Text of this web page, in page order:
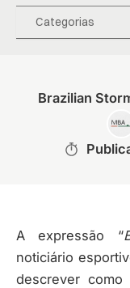
Brazilian
A expressão “
noticiário
descrever